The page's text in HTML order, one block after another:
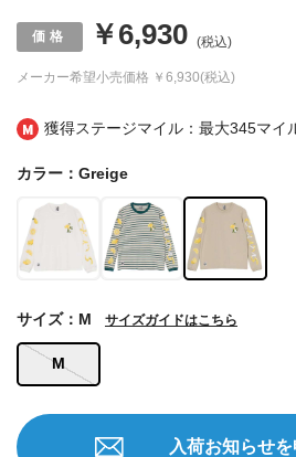
獲得ステージマイル：最大345マイ
メーカー希望小売価格 ￥6,930(税込)
￥6,930 (税込)
カラー：Greige
M
サイズ：M サイズガイドはこちら
入荷お知らせ